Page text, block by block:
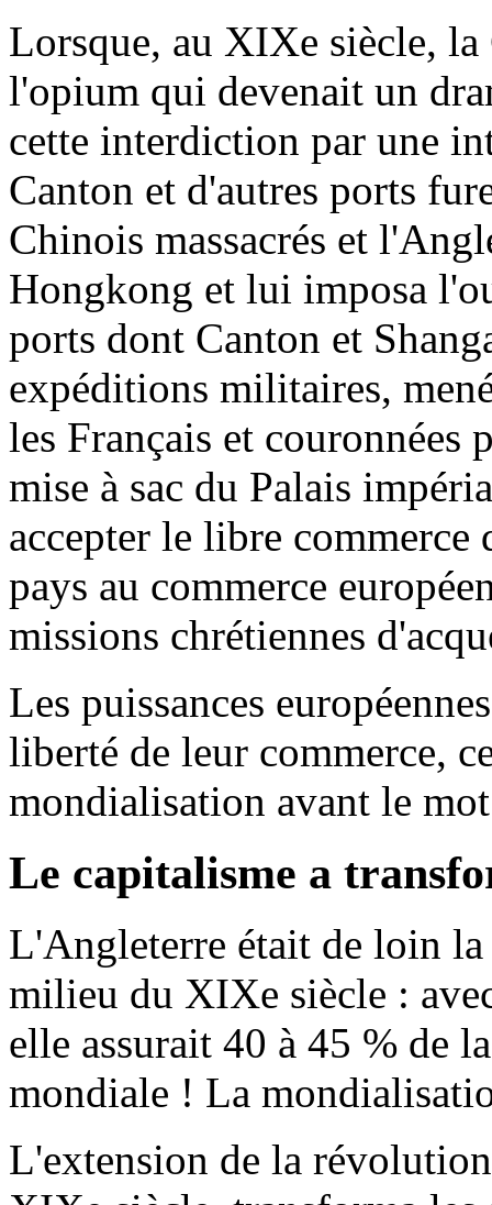
Lorsque, au XIXe siècle,
l'opium qui devenait un
cette interdiction par une
Canton et d'autres ports
Chinois massacrés et
Hongkong et lui imposa
ports dont Canton et
expéditions militaires,
les Français et couronnées
mise à sac du Palais
accepter le libre
pays au commerce
missions chrétiennes
Les puissances
liberté de leur commerce,
mondialisation avant le
Le capitalisme a
L'Angleterre était de loin la
milieu du XIXe siècle :
elle assurait 40 à 45 % de
mondiale ! La
L'extension de la